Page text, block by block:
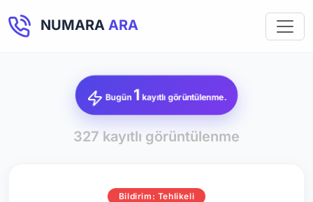
NUMARA ARA
Bugün 1 kayıtlı görüntülenme.
327 kayıtlı görüntülenme
Bildirim: Tehlikeli